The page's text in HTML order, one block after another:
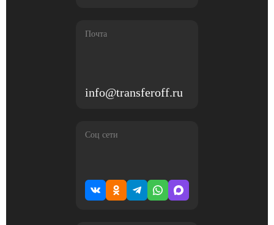
Почта
info@transferoff.ru
Соц сети